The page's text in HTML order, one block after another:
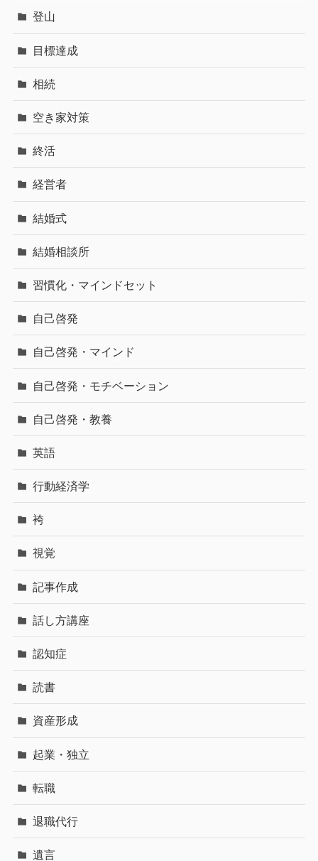
登山
目標達成
相続
空き家対策
終活
経営者
結婚式
結婚相談所
習慣化・マインドセット
自己啓発
自己啓発・マインド
自己啓発・モチベーション
自己啓発・教養
英語
行動経済学
袴
視覚
記事作成
話し方講座
認知症
読書
資産形成
起業・独立
転職
退職代行
遺言